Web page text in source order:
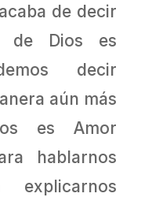
de decir
de Dios es
decir
aún más
es Amor
hablarnos